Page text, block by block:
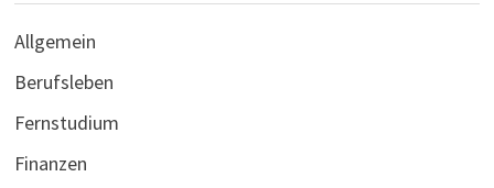
Allgemein
Berufsleben
Fernstudium
Finanzen